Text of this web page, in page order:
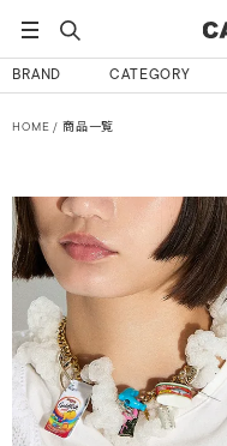
BRAND CATEGORY
HOME 商品一覧